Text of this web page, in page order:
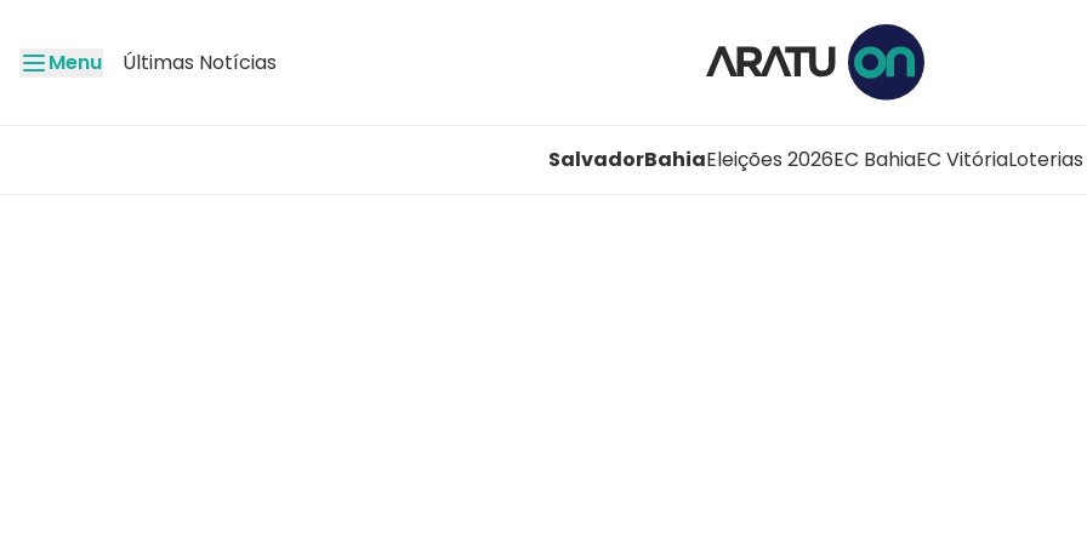
Menu Últimas Notícias
SalvadorBahiaEleições 2026EC BahiaEC VitóriaLoterias